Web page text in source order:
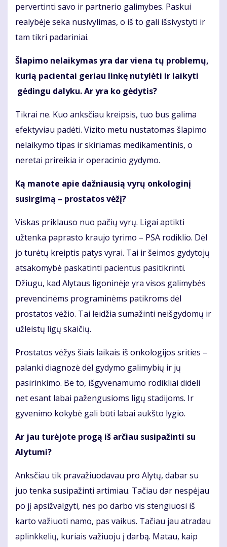
pervertinti savo ir partnerio galimybes. Paskui
realybėje seka nusivylimas, o iš to gali išsivystyti ir
tam tikri padariniai.
Šlapimo nelaikymas yra dar viena tų problemų,
kurią pacientai geriau linkę nutylėti ir laikyti
gėdingu dalyku. Ar yra ko gėdytis?
Tikrai ne. Kuo anksčiau kreipsis, tuo bus galima
efektyviau padėti. Vizito metu nustatomas šlapimo
nelaikymo tipas ir skiriamas medikamentinis, o
neretai prireikia ir operacinio gydymo.
Ką manote apie dažniausią vyrų onkologinį
susirgimą – prostatos vėžį?
Viskas priklauso nuo pačių vyrų. Ligai aptikti
užtenka paprasto kraujo tyrimo – PSA rodiklio. Dėl
jo turėtų kreiptis patys vyrai. Tai ir šeimos gydytojų
atsakomybė paskatinti pacientus pasitikrinti.
Džiugu, kad Alytaus ligoninėje yra visos galimybės
prevencinėms programinėms patikroms dėl
prostatos vėžio. Tai leidžia sumažinti neišgydomų ir
užleistų ligų skaičių.
Prostatos vėžys šiais laikais iš onkologijos srities –
palanki diagnozė dėl gydymo galimybių ir jų
pasirinkimo. Be to, išgyvenamumo rodikliai dideli
net esant labai pažengusioms ligų stadijoms. Ir
gyvenimo kokybė gali būti labai aukšto lygio.
Ar jau turėjote progą iš arčiau susipažinti su
Alytumi?
Anksčiau tik pravažiuodavau pro Alytų, dabar su
juo tenka susipažinti artimiau. Tačiau dar nespėjau
po jį apsižvalgyti, nes po darbo vis stengiuosi iš
karto važiuoti namo, pas vaikus. Tačiau jau atradau
aplinkkelių, kuriais važiuoju į darbą. Matau, kaip